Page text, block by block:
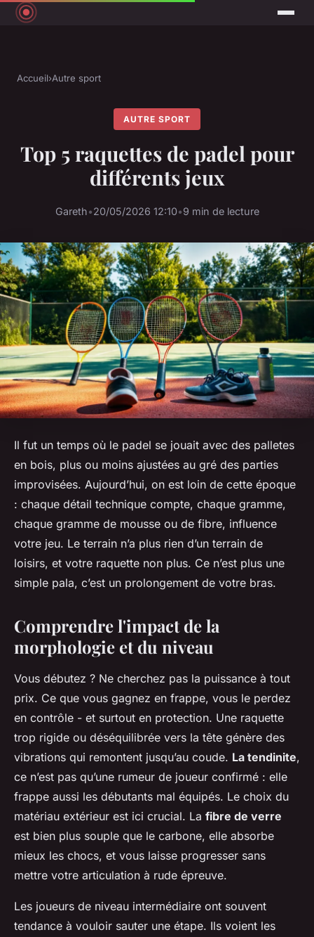
Accueil›Autre sport
AUTRE SPORT
Top 5 raquettes de padel pour
différents jeux
Gareth•20/05/2026 12:10•9 min de lecture
Il fut un temps où le padel se jouait avec des palletes
en bois, plus ou moins ajustées au gré des parties
improvisées. Aujourd’hui, on est loin de cette époque
: chaque détail technique compte, chaque gramme,
chaque gramme de mousse ou de fibre, influence
votre jeu. Le terrain n’a plus rien d’un terrain de
loisirs, et votre raquette non plus. Ce n’est plus une
simple pala, c’est un prolongement de votre bras.
Comprendre l'impact de la
morphologie et du niveau
Vous débutez ? Ne cherchez pas la puissance à tout
prix. Ce que vous gagnez en frappe, vous le perdez
en contrôle - et surtout en protection. Une raquette
trop rigide ou déséquilibrée vers la tête génère des
vibrations qui remontent jusqu’au coude. La tendinite,
ce n’est pas qu’une rumeur de joueur confirmé : elle
frappe aussi les débutants mal équipés. Le choix du
matériau extérieur est ici crucial. La fibre de verre
est bien plus souple que le carbone, elle absorbe
mieux les chocs, et vous laisse progresser sans
mettre votre articulation à rude épreuve.
Les joueurs de niveau intermédiaire ont souvent
tendance à vouloir sauter une étape. Ils voient les